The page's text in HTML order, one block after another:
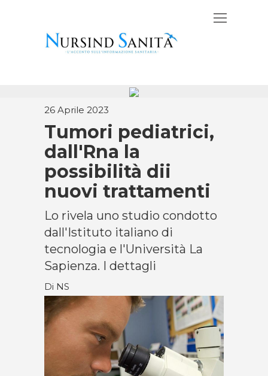
26 Aprile 2023
Tumori pediatrici,
dall'Rna la
possibilità dii
nuovi trattamenti
Lo rivela uno studio condotto
dall'Istituto italiano di
tecnologia e l'Università La
Sapienza. I dettagli
Di NS